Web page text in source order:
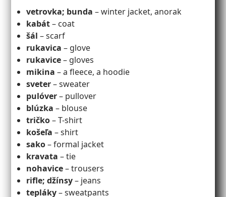
vetrovka; bunda – winter jacket, anorak
kabát– coat
šál – scarf
rukavica – glove
rukavice– gloves
mikina – a fleece, a hoodie
sveter– sweater
pulóver– pullover
blúzka – blouse
tričko– T-shirt
košeľa – shirt
sako– formal jacket
kravata – tie
nohavice– trousers
rifle; džínsy– jeans
tepláky– sweatpants